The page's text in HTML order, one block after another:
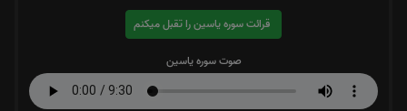
قرائت سوره یاسین را تقبل میکنم
صوت سوره یاسین